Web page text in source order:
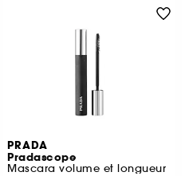
PRADA
Pradascope
Mascara volume et longueur